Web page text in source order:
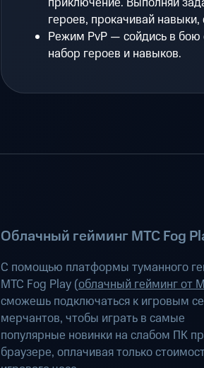
героев, прокачивай
Режим PvP — сойдись в бою
набор героев и навыков.
Облачный гейминг МТС Fog
С помощью платформы туманного
МТС Fog Play (облачный гейминг от
сможешь подключаться к игровым
мерчантов, чтобы играть в самые
популярные новинки на слабом ПК
браузере, оплачивая только